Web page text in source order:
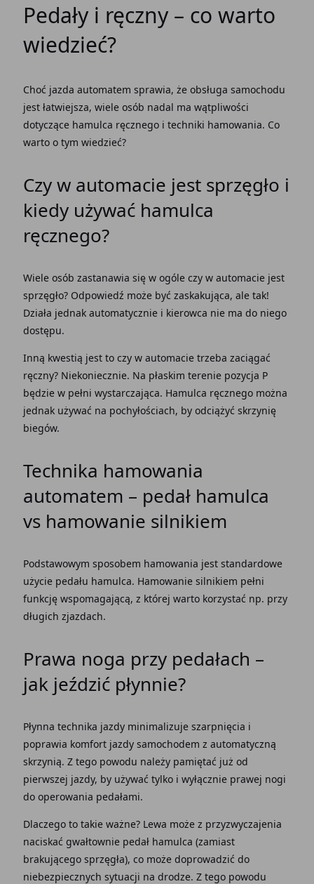
Pedały i ręczny – co warto
wiedzieć?
Choć jazda automatem sprawia, że obsługa samochodu
jest łatwiejsza, wiele osób nadal ma wątpliwości
dotyczącehamulca ręcznegoi techniki hamowania. Co
warto o tym wiedzieć?
Czy w automacie jest sprzęgło i
kiedy używaćhamulca
ręcznego?
Wiele osób zastanawia się w ogóleczy w automacie jest
sprzęgło? Odpowiedź może być zaskakująca, ale tak!
Działa jednak automatycznie i kierowca nie ma do niego
dostępu.
Inną kwestią jest toczy w automacie trzeba zaciągać
ręczny? Niekoniecznie. Na płaskim terenie pozycja P
będzie w pełni wystarczająca. Hamulca ręcznegomożna
jednak używać na pochyłościach, by odciążyć skrzynię
biegów.
Technika hamowania
automatem – pedał hamulca
vs hamowanie silnikiem
Podstawowym sposobem hamowania jest standardowe
użycie pedału hamulca. Hamowanie silnikiem pełni
funkcję wspomagającą, z której warto korzystać np. przy
długich zjazdach.
Prawa noga przy pedałach –
jak jeździć płynnie?
Płynna technika jazdy minimalizuje szarpnięcia i
poprawia komfort jazdy samochodem z automatyczną
skrzynią. Z tego powodu należy pamiętać już od
pierwszej jazdy, by używać tylko i wyłącznie prawej nogi
do operowania pedałami.
Dlaczego to takie ważne? Lewa może z przyzwyczajenia
naciskać gwałtownie pedał hamulca (zamiast
brakującego sprzęgła), co może doprowadzić do
niebezpiecznych sytuacji na drodze. Z tego powodu